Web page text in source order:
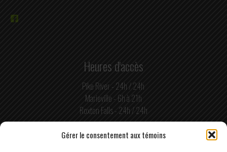
Gérer le consentement aux témoins
Heures d'accès
Pike River - 24h / 24h
Marieville - 6h à 21h
Roxton Falls - 24h / 24h